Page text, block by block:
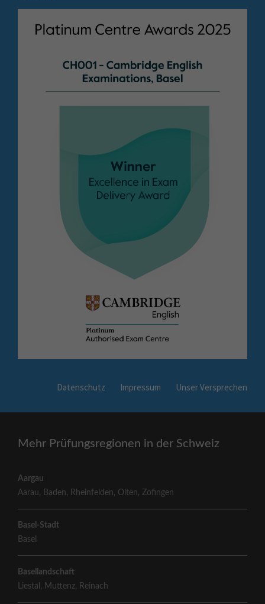
Datenschutz Impressum Unser Versprechen
Mehr Prüfungsregionen in der Schweiz
Aargau
Aarau, Baden, Rheinfelden, Olten,Zofingen
Basel-Stadt
Basel
Basellandschaft
Liestal , Muttenz, Reinach